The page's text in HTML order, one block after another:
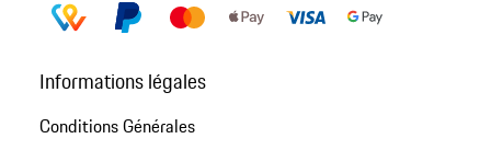
Informations légales
Conditions Générales